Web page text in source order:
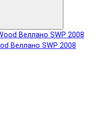
Веллано SWP 2008